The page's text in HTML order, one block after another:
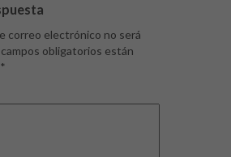
correo electrónico no será
campos obligatorios están
*